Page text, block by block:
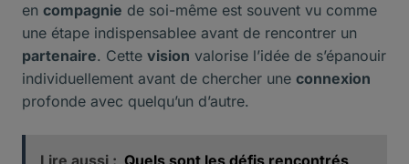
en compagnie de soi-même est souvent vu comme
une étape indispensablee avant de rencontrer un
partenaire. Cette vision valorise l’idée de s’épanouir
individuellement avant de chercher une connexion
profonde avec quelqu’un d’autre.